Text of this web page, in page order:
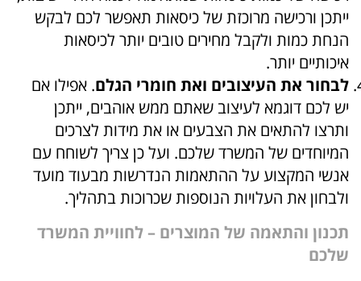
ייתכן ורכישה מרוכזת של כיסאות תאפשר לכם לבקש
הנחת כמות ולקבל מחירים טובים יותר לכיסאות
איכותיים יותר.
לבחור את העיצובים ואת חומרי הגלם. אפילו אם
יש לכם דוגמא לעיצוב שאתם ממש אוהבים, ייתכן
ותרצו להתאים את הצבעים או את מידות לצרכים
המיוחדים של המשרד שלכם. ועל כן צריך לשוחח עם
אנשי המקצוע על ההתאמות הנדרשות מבעוד מועד
ולבחון את העלויות הנוספות שכרוכות בתהליך.
תכנון והתאמה של המוצרים – לחוויית המשרד
שלכם